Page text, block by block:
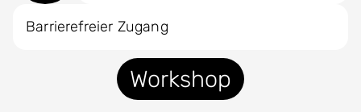
Workshop
Barrierefreier Zugang